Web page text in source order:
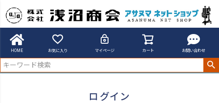
HOME お気に入り マイページ カート お問い合わせ
アサヌマネットショップ
ログイン